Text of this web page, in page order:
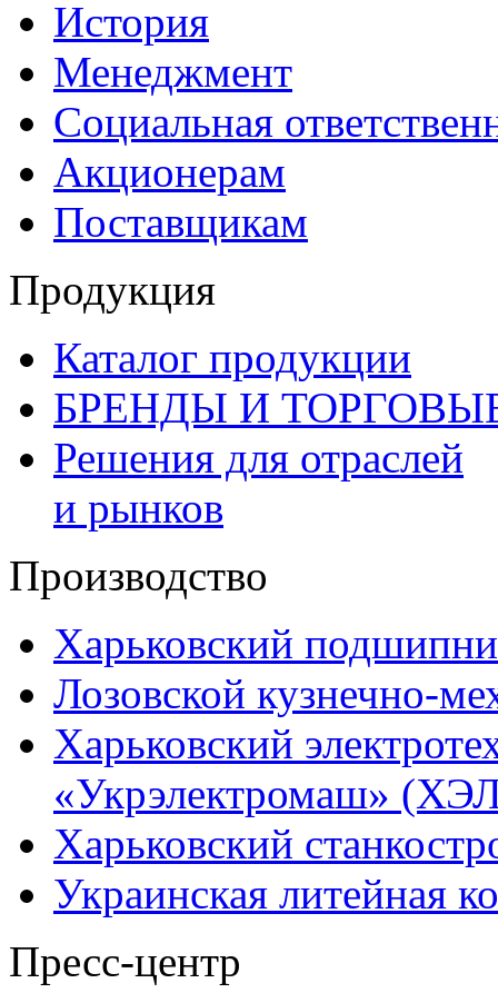
История
Менеджмент
Социальная
Акционерам
Поставщикам
Продукция
Каталог продукции
БРЕНДЫ И
Решения для отраслей
и рынков
Производство
Харьковский
Лозовской кузнечно-
Харьковский
«Укрэлектромаш»
Харьковский
Украинская литейная
Пресс-центр